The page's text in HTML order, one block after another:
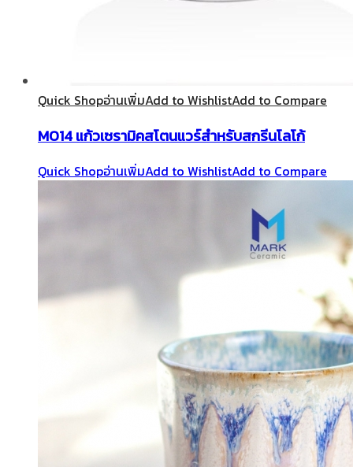
Quick Shopอ่านเพิ่มAdd to WishlistAdd to Compare
M014 แก้วเซรามิคสโตนแวร์สำหรับสกรีนโลโก้
Quick Shopอ่านเพิ่มAdd to WishlistAdd to Compare